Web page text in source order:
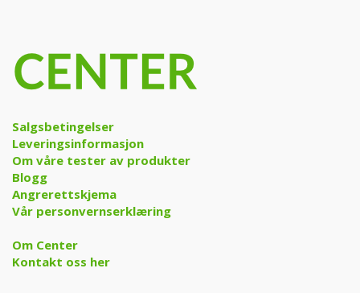
Salgsbetingelser
Leveringsinformasjon
Om våre tester av produkter
Blogg
Angrerettskjema
Vår personvernserklæring
Om Center
Kontakt oss her